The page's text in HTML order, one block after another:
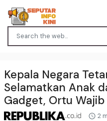
Kepala Negara
Selamatkan Anak
Gadget, Ortu Wajib
2